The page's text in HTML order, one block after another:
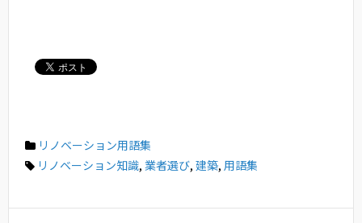
リノベーション用語集
リノベーション知識, 業者選び, 建築, 用語集